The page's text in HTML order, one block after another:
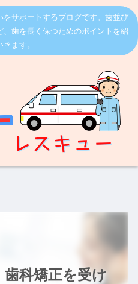
サポートするブログです。歯並び
歯を長く保つためのポイントを紹
ます。
歯科矯正を受け